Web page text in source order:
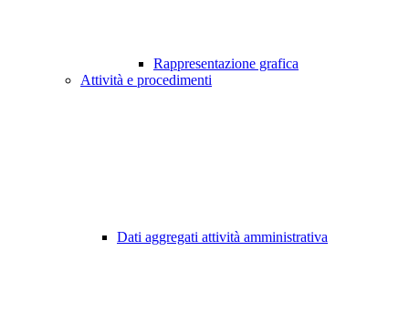
Rappresentazione grafica
Attività e procedimenti
Dati aggregati attività amministrativa